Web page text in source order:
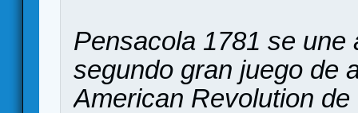
Pensacola 1781 se
segundo gran juego de
American Revolution